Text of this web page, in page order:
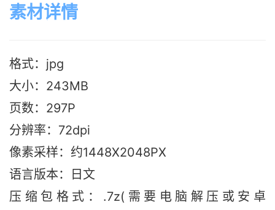
素材详情
格式：jpg
大小：243MB
页数：297P
分辨率：72dpi
像素采样：约1448X2048PX
语言版本：日文
压缩包格式：.7z(需要电脑解压或安卓